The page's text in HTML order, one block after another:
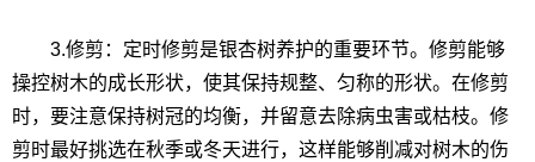
3.修剪：定时修剪是银杏树养护的重要环节。修剪能够
操控树木的成长形状，使其保持规整、匀称的形状。在修剪
时，要注意保持树冠的均衡，并留意去除病虫害或枯枝。修
剪时最好挑选在秋季或冬天进行，这样能够削减对树木的伤